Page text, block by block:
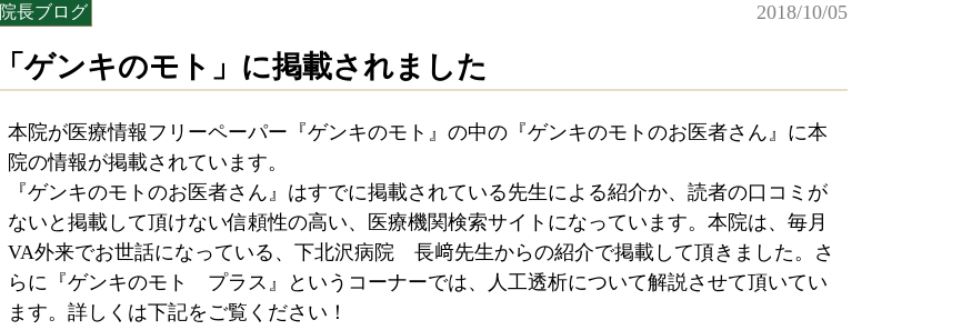
「ゲンキのモト」に掲載されました
院長ブログ 2018/10/05
本院が医療情報フリーペーパー『ゲンキのモト』の中の『ゲンキのモトのお医者さん』に本
院の情報が掲載されています。
『ゲンキのモトのお医者さん』はすでに掲載されている先生による紹介か、読者の口コミが
ないと掲載して頂けない信頼性の高い、医療機関検索サイトになっています。本院は、毎月
VA外来でお世話になっている、下北沢病院 長﨑先生からの紹介で掲載して頂きました。さ
らに『ゲンキのモト プラス』というコーナーでは、人工透析について解説させて頂いてい
ます。詳しくは下記をご覧ください！